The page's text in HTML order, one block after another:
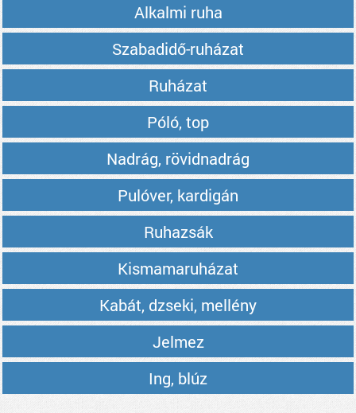
Alkalmi ruha
Szabadidő-ruházat
Ruházat
Póló, top
Nadrág, rövidnadrág
Pulóver, kardigán
Ruhazsák
Kismamaruházat
Kabát, dzseki, mellény
Jelmez
Ing, blúz